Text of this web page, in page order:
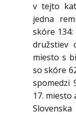
v tejto
jedna
skóre 134:
družstiev
miesto s
so skóre
spomedzi
17.